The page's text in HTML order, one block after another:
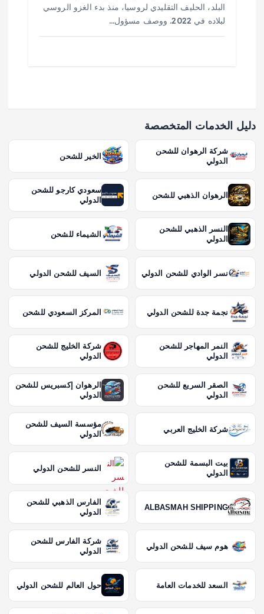
البلد، الحليف التقليدي لروسيا، منذ بدء الغزو الروسي
لبلاده في 2022. ووصف مسؤول…
دليل الخدمات المتخصصة
شركة الرهوان للشحن
الدولي
الخير للشحن
الرهوان الذهبي للشحن
سعودي كارجو للشحن
الدولي
النسر الذهبي للشحن
الدولي
الشيماء للشحن
نسر الوادي للشحن الدولي السيف للشحن الدولي
نجمة جدة للشحن الدولي المركز السعودي للشحن
النمر المهاجر للشحن
الدولي
شركة الخليج للشحن
الدولي
الصقر السريع للشحن
الدولي
الرهوان إكسبريس للشحن
الدولي
شركة الخليج العربي
مؤسسة السيف للشحن
الدولي
بيت البسمة للشحن
الدولي
النسر للشحن الدولي
ALBASMAH SHIPPING
الفارس الذهبي للشحن
الدولي
هوم سيف للشحن الدولي
شركة الفارس للشحن
الدولي
السعد للخدمات العامة حول العالم للشحن الدولي